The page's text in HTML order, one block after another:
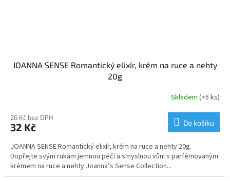
JOANNA SENSE Romantický elixír, krém na ruce a nehty
20g
Skladem (>5 ks)
26 Kč bez DPH
32 Kč Do košíku
JOANNA SENSE Romantický elixír, krém na ruce a nehty 20g.
Dopřejte svým rukám jemnou péči a smyslnou vůni s parfémovaným
krémem na ruce a nehty Joanna’s Sense Collection...